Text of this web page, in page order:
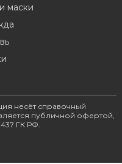
маски
несёт справочный
публичной офертой,
ГК РФ.